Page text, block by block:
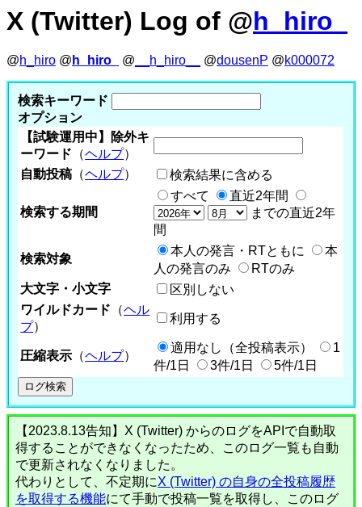
X (Twitter) Log of @h_hiro_
@h_hiro @ h_hiro_ @ __h_hiro__ @dousenP @k000072
検索キーワード
オプション
【試験運用中】除外キ
ーワード （ヘルプ）
自動投稿 （ヘルプ） 検索結果に含める
検索する期間
すべて
直近2年間
までの直近2年
間
検索対象
本人の発言・RTともに
本
人の発言のみ
RTのみ
大文字・小文字
区別しない
ワイルドカード （ヘル
プ）
利用する
圧縮表示 （ヘルプ）
適用なし（全投稿表示）
1
件/1日
3件/1日 5件/1日
【2023.8.13告知】X (Twitter) からのログをAPIで自動取
得することができなくなったため、このログ一覧も自動
で更新されなくなりました。
代わりとして、不定期にX (Twitter) の自身の全投稿履歴
を取得する機能にて手動で投稿一覧を取得し、このログ